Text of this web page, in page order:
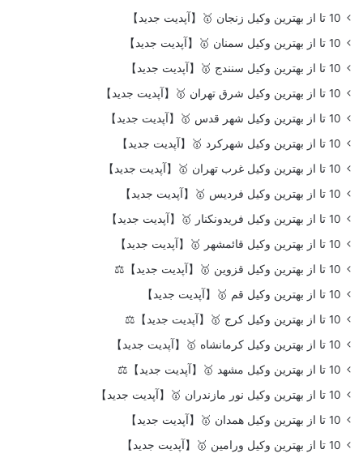
10 تا از بهترین وکیل زنجان 🥇【آپدیت جدید】
10 تا از بهترین وکیل سمنان 🥇【آپدیت جدید】
10 تا از بهترین وکیل سنندج 🥇【آپدیت جدید】
10 تا از بهترین وکیل شرق تهران 🥇【آپدیت جدید】
10 تا از بهترین وکیل شهر قدس 🥇【آپدیت جدید】
10 تا از بهترین وکیل شهرکرد 🥇【آپدیت جدید】
10 تا از بهترین وکیل غرب تهران 🥇【آپدیت جدید】
10 تا از بهترین وکیل فردیس 🥇【آپدیت جدید】
10 تا از بهترین وکیل فریدونکنار 🥇【آپدیت جدید】
10 تا از بهترین وکیل قائمشهر 🥇【آپدیت جدید】
10 تا از بهترین وکیل قزوین 🥇【آپدیت جدید】⚖️
10 تا از بهترین وکیل قم 🥇【آپدیت جدید】
10 تا از بهترین وکیل کرج 🥇【آپدیت جدید】⚖️
10 تا از بهترین وکیل کرمانشاه 🥇【آپدیت جدید】
10 تا از بهترین وکیل مشهد 🥇【آپدیت جدید】⚖️
10 تا از بهترین وکیل نور مازندران 🥇【آپدیت جدید】
10 تا از بهترین وکیل همدان 🥇【آپدیت جدید】
10 تا از بهترین وکیل ورامین 🥇【آپدیت جدید】